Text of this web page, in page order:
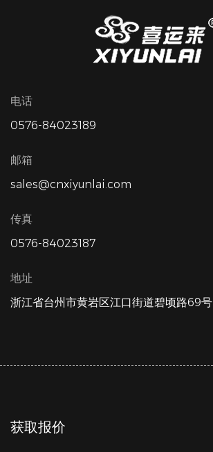
电话
0576-84023189
邮箱
sales@cnxiyunlai.com
传真
0576-84023187
地址
浙江省台州市黄岩区江口街道碧顷路69号
获取报价